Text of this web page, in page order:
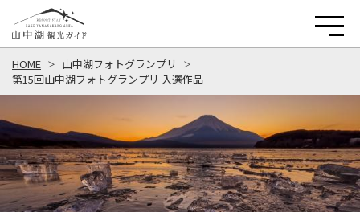
HOME
山中湖フォトグランプリ
第15回山中湖フォトグランプリ 入選作品